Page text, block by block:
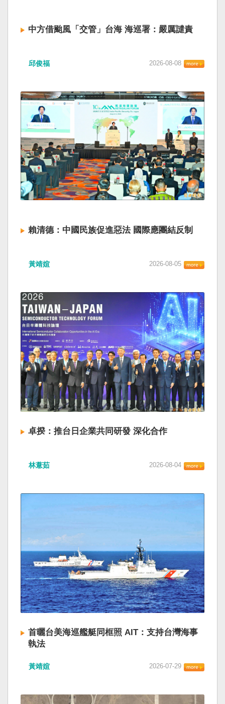
中方借颱風「交管」台海 海巡署：嚴厲譴責
邱俊福 2026-08-08
賴清德：中國民族促進惡法 國際應團結反制
黃靖媗 2026-08-05
卓揆：推台日企業共同研發 深化合作
林薏茹 2026-08-04
首曬台美海巡艦艇同框照 AIT：支持台灣海事
執法
黃靖媗 2026-07-29